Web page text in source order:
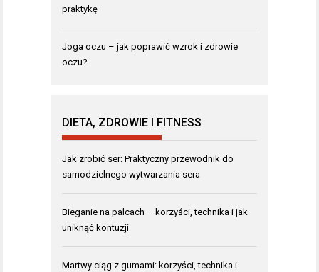
praktykę
Joga oczu – jak poprawić wzrok i zdrowie
oczu?
DIETA, ZDROWIE I FITNESS
Jak zrobić ser: Praktyczny przewodnik do
samodzielnego wytwarzania sera
Bieganie na palcach – korzyści, technika i jak
uniknąć kontuzji
Martwy ciąg z gumami: korzyści, technika i